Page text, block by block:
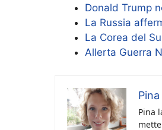
Donald Trump
La Russia
La Corea del
Allerta Guerra
Pina